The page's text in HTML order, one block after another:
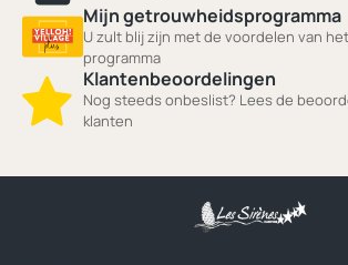
Mijn getrouwheidsprogramma
U zult blij zijn met de voordelen van
programma
Klantenbeoordelingen
Nog steeds onbeslist? Lees de
klanten